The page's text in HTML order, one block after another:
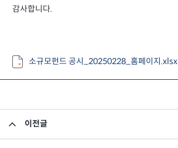
감사합니다.
소규모펀드 공시_20250228_홈페이지.xlsx
이전글